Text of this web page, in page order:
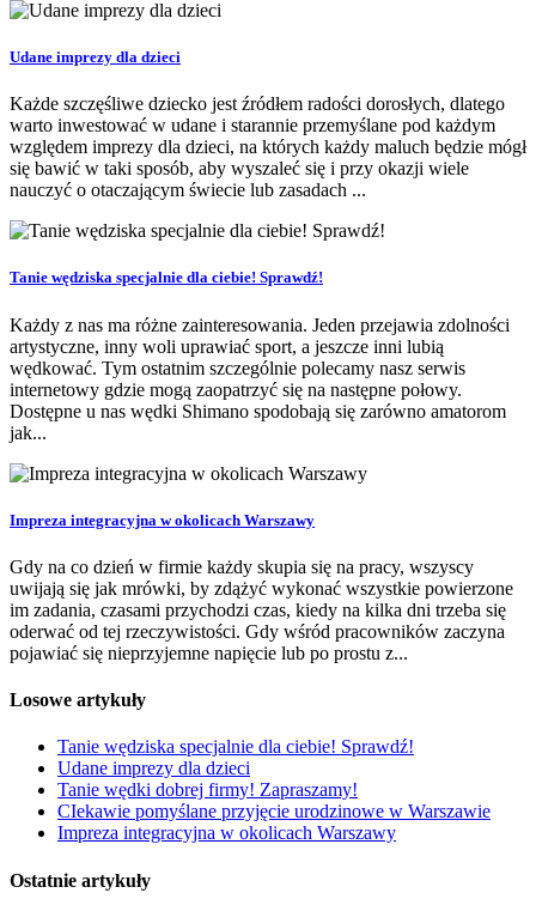
Udane imprezy dla dzieci
Każde szczęśliwe dziecko jest źródłem radości dorosłych, dlatego
warto inwestować w udane i starannie przemyślane pod każdym
względem imprezy dla dzieci, na których każdy maluch będzie mógł
się bawić w taki sposób, aby wyszaleć się i przy okazji wiele
nauczyć o otaczającym świecie lub zasadach ...
Tanie wędziska specjalnie dla ciebie! Sprawdź!
Każdy z nas ma różne zainteresowania. Jeden przejawia zdolności
artystyczne, inny woli uprawiać sport, a jeszcze inni lubią
wędkować. Tym ostatnim szczególnie polecamy nasz serwis
internetowy gdzie mogą zaopatrzyć się na następne połowy.
Dostępne u nas wędki Shimano spodobają się zarówno amatorom
jak...
Impreza integracyjna w okolicach Warszawy
Gdy na co dzień w firmie każdy skupia się na pracy, wszyscy
uwijają się jak mrówki, by zdążyć wykonać wszystkie powierzone
im zadania, czasami przychodzi czas, kiedy na kilka dni trzeba się
oderwać od tej rzeczywistości. Gdy wśród pracowników zaczyna
pojawiać się nieprzyjemne napięcie lub po prostu z...
Losowe artykuły
Tanie wędziska specjalnie dla ciebie! Sprawdź!
Udane imprezy dla dzieci
Tanie wędki dobrej firmy! Zapraszamy!
CIekawie pomyślane przyjęcie urodzinowe w Warszawie
Impreza integracyjna w okolicach Warszawy
Ostatnie artykuły